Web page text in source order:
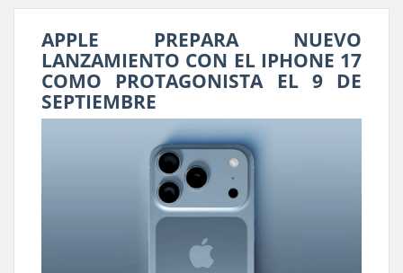
APPLE PREPARA NUEVO
LANZAMIENTO CON EL IPHONE 17
COMO PROTAGONISTA EL 9 DE
SEPTIEMBRE